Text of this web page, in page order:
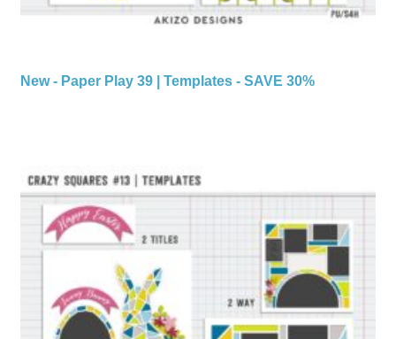
New - Paper Play 39 | Templates - SAVE 30%